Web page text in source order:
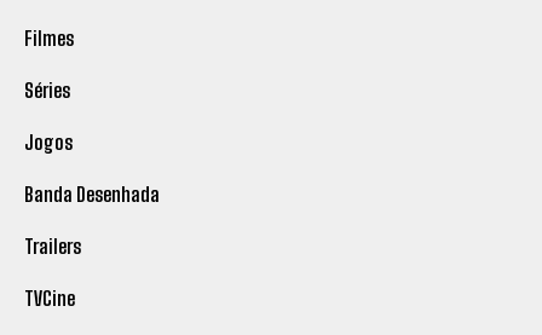
Filmes
Séries
Jogos
Banda Desenhada
Trailers
TVCine